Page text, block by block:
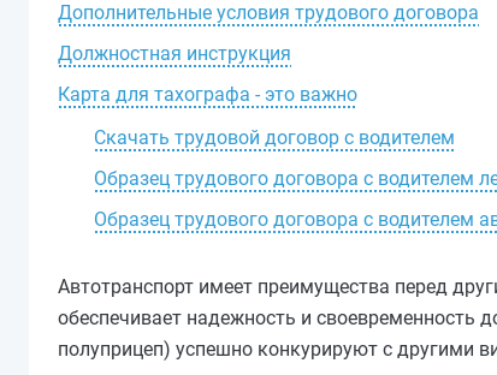
Дополнительные условия трудового договора
Должностная инструкция
Карта для тахографа - это важно
Скачать трудовой договор с водителем
Образец трудового договора с водителем
Образец трудового договора с водителем
Автотранспорт имеет преимущества перед
обеспечивает надежность и своевременность
полуприцеп) успешно конкурируют с другими